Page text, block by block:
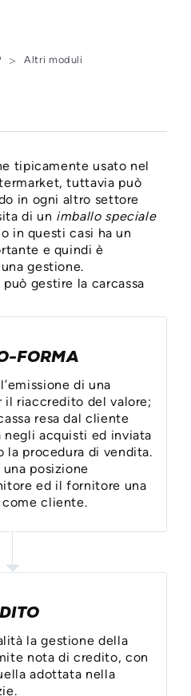
Altri moduli
tipicamente usato nel
tuttavia può
in ogni altro settore
di un imballo speciale
in questi casi ha un
e quindi è
gestione.
può gestire la carcassa
FORMA
di una
riaccredito del valore;
resa dal cliente
negli acquisti ed inviata
la procedura di vendita.
posizione
ed il fornitore una
cliente.
la gestione della
nota di credito, con
adottata nella